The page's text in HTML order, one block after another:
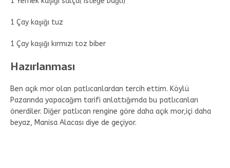
1 Çay kaşığı tuz
1 Çay kaşığı kırmızı toz biber
Hazırlanması
Ben açık mor olan patlıcanlardan tercih ettim. Köylü
Pazarında yapacağım tarifi anlattığımda bu patlıcanları
önerdiler. Diğer patlıcan rengine göre daha açık mor,içi daha
beyaz, Manisa Alacası diye de geçiyor.